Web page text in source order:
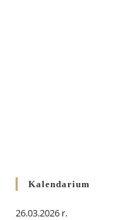
Kalendarium
26.03.2026 r.